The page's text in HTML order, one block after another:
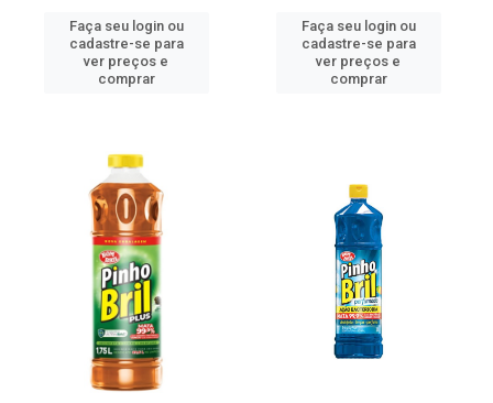
Faça seu login ou
cadastre-se para
ver preços e
comprar
Faça seu login ou
cadastre-se para
ver preços e
comprar